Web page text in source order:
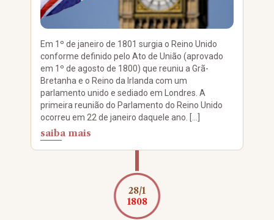
Em 1º de janeiro de 1801 surgia o Reino Unido
conforme definido pelo Ato de União (aprovado
em 1º de agosto de 1800) que reuniu a Grã-
Bretanha e o Reino da Irlanda com um
parlamento unido e sediado em Londres. A
primeira reunião do Parlamento do Reino Unido
ocorreu em 22 de janeiro daquele ano. […]
saiba mais
28/1
1808